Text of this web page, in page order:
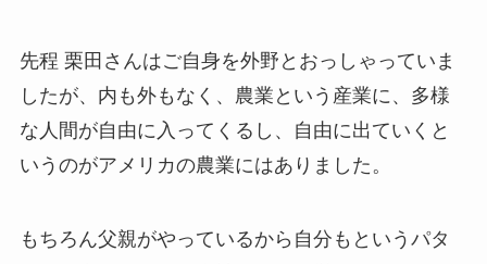
先程 栗田さんはご自身を外野とおっしゃっていま
したが、内も外もなく、農業という産業に、多様
な人間が自由に入ってくるし、自由に出ていくと
いうのがアメリカの農業にはありました。
もちろん父親がやっているから自分もというパタ